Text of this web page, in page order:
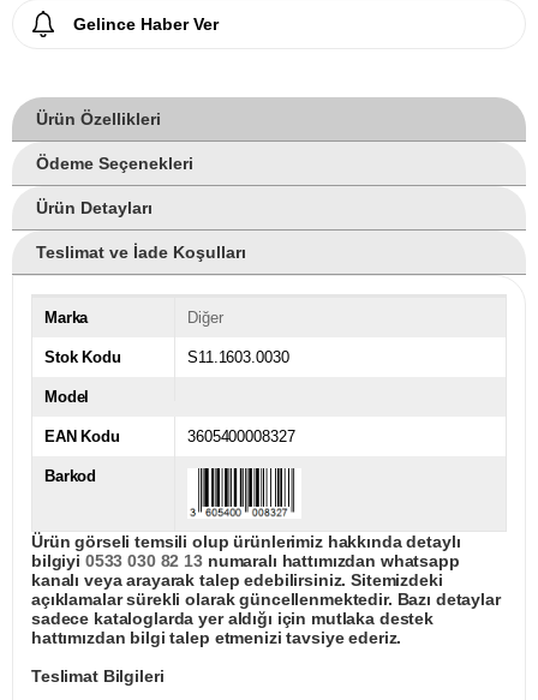
Gelince Haber Ver
Ürün Özellikleri
Ödeme Seçenekleri
Ürün Detayları
Teslimat ve İade Koşulları
Marka Diğer
Stok Kodu S11.1603.0030
Model
EAN Kodu 3605400008327
Barkod
Ürün görseli temsili olup ürünlerimiz hakkında detaylı
bilgiyi 0533 030 82 13numaralı hattımızdan whatsapp
kanalı veya arayarak talep edebilirsiniz. Sitemizdeki
açıklamalar sürekli olarak güncellenmektedir. Bazı detaylar
sadece kataloglarda yer aldığı için mutlaka destek
hattımızdan bilgi talep etmenizi tavsiye ederiz.
Teslimat Bilgileri